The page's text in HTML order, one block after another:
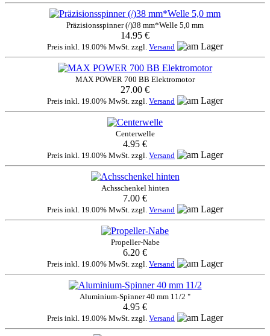
Präzisionsspinner (/)38 mm*Welle 5,0 mm
14.95 €
Preis inkl. 19.00% MwSt. zzgl. Versand
MAX POWER 700 BB Elektromotor
27.00 €
Preis inkl. 19.00% MwSt. zzgl. Versand
Centerwelle
4.95 €
Preis inkl. 19.00% MwSt. zzgl. Versand
Achsschenkel hinten
7.00 €
Preis inkl. 19.00% MwSt. zzgl. Versand
Propeller-Nabe
6.20 €
Preis inkl. 19.00% MwSt. zzgl. Versand
Aluminium-Spinner 40 mm 11/2 "
4.95 €
Preis inkl. 19.00% MwSt. zzgl. Versand